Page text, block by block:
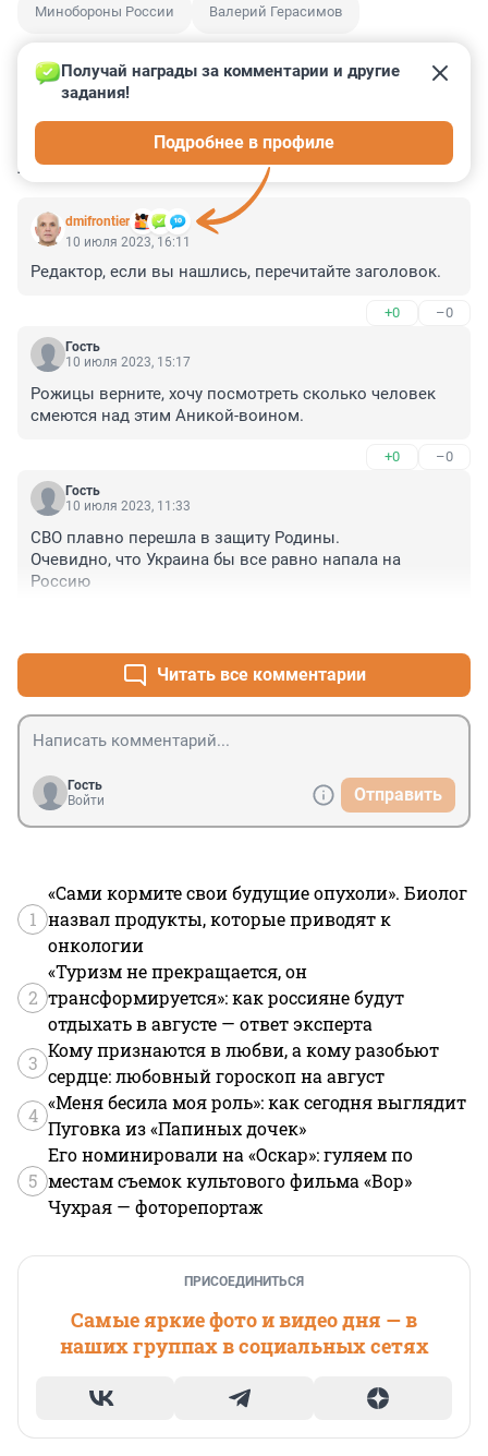
Минобороны России Валерий Герасимов
КОММЕНТАРИИ 28
dmifrontier
Получай награды за комментарии и другие
задания!
Подробнее в профиле
10 июля 2023, 16:11
Редактор, если вы нашлись, перечитайте заголовок.
+0 –0
Гость
10 июля 2023, 15:17
Рожицы верните, хочу посмотреть сколько человек
смеются над этим Аникой-воином.
+0 –0
Гость
10 июля 2023, 11:33
СВО плавно перешла в защиту Родины.
Очевидно, что Украина бы все равно напала на
Россию
Читать все комментарии
Гость
Войти
Отправить
1
«Сами кормите свои будущие опухоли». Биолог
назвал продукты, которые приводят к
онкологии
2
«Туризм не прекращается, он
трансформируется»: как россияне будут
отдыхать в августе — ответ эксперта
3
Кому признаются в любви, а кому разобьют
сердце: любовный гороскоп на август
4
«Меня бесила моя роль»: как сегодня выглядит
Пуговка из «Папиных дочек»
5
Его номинировали на «Оскар»: гуляем по
местам съемок культового фильма «Вор»
Чухрая — фоторепортаж
ПРИСОЕДИНИТЬСЯ
Самые яркие фото и видео дня — в
наших группах в социальных сетях